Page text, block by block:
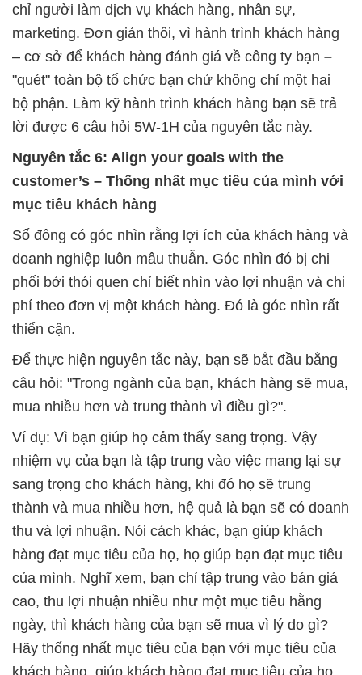
chỉ người làm dịch vụ khách hàng, nhân sự,
marketing. Đơn giản thôi, vì hành trình khách hàng
– cơ sở để khách hàng đánh giá về công ty bạn –
"quét" toàn bộ tổ chức bạn chứ không chỉ một hai
bộ phận. Làm kỹ hành trình khách hàng bạn sẽ trả
lời được 6 câu hỏi 5W-1H của nguyên tắc này.
Nguyên tắc 6: Align your goals with the
customer’s – Thống nhất mục tiêu của mình với
mục tiêu khách hàng
Số đông có góc nhìn rằng lợi ích của khách hàng và
doanh nghiệp luôn mâu thuẫn. Góc nhìn đó bị chi
phối bởi thói quen chỉ biết nhìn vào lợi nhuận và chi
phí theo đơn vị một khách hàng. Đó là góc nhìn rất
thiển cận.
Để thực hiện nguyên tắc này, bạn sẽ bắt đầu bằng
câu hỏi: "Trong ngành của bạn, khách hàng sẽ mua,
mua nhiều hơn và trung thành vì điều gì?".
Ví dụ: Vì bạn giúp họ cảm thấy sang trọng. Vậy
nhiệm vụ của bạn là tập trung vào việc mang lại sự
sang trọng cho khách hàng, khi đó họ sẽ trung
thành và mua nhiều hơn, hệ quả là bạn sẽ có doanh
thu và lợi nhuận. Nói cách khác, bạn giúp khách
hàng đạt mục tiêu của họ, họ giúp bạn đạt mục tiêu
của mình. Nghĩ xem, bạn chỉ tập trung vào bán giá
cao, thu lợi nhuận nhiều như một mục tiêu hằng
ngày, thì khách hàng của bạn sẽ mua vì lý do gì?
Hãy thống nhất mục tiêu của bạn với mục tiêu của
khách hàng, giúp khách hàng đạt mục tiêu của họ,